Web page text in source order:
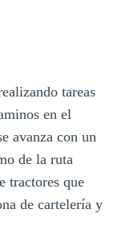
tareas
en el
avanza con un
de la ruta
tractores que
de cartelería y